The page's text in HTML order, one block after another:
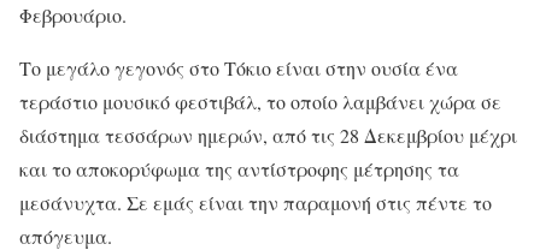
Φεβρουάριο.
Το μεγάλο γεγονός στο Τόκιο είναι στην ουσία ένα
τεράστιο μουσικό φεστιβάλ, το οποίο λαμβάνει χώρα σε
διάστημα τεσσάρων ημερών, από τις 28 Δεκεμβρίου μέχρι
και το αποκορύφωμα της αντίστροφης μέτρησης τα
μεσάνυχτα. Σε εμάς είναι την παραμονή στις πέντε το
απόγευμα.